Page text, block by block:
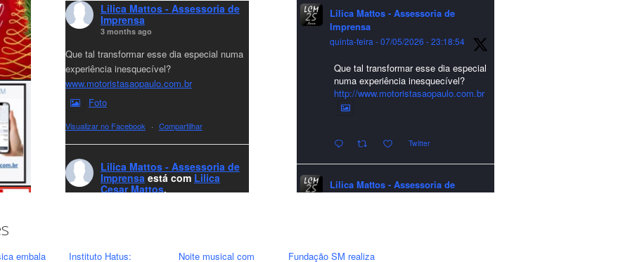
Lilica Mattos - Assessoria de
Imprensa
3 months ago
Que tal transformar esse dia especial numa
experiência inesquecível?
www.motoristasaopaulo.com.br
Foto
Visualizar no Facebook · Compartilhar
Lilica Mattos - Assessoria de
Imprensa está com Lilica
Cesar Mattos.
realizações para todos clientes, jornalistas e
Lilica Mattos - Assessoria de
Imprensa
quinta-feira - 07/05/2026 - 23:18:54
Que tal transformar esse dia especial
numa experiência inesquecível?
http://www.motoristasaopaulo.com.br
Twitter
Lilica Mattos - Assessoria de
excelente Natal e um 2026 repleto de
embala
Instituto Hatus:
Noite musical com
Fundação SM realiza